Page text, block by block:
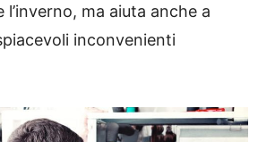
l’inverno, ma aiuta anche a
inconvenienti